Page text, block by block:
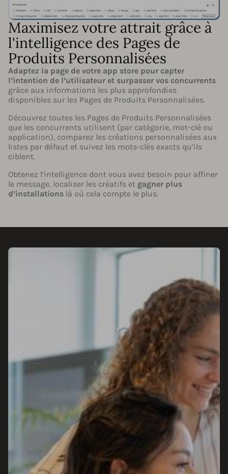
Maximisez votre attrait grâce à
l'intelligence des Pages de
Produits Personnalisées
Adaptez la page de votre app store pour capter
l’intention de l’utilisateur et surpasser vos concurrents
grâce aux informations les plus approfondies
disponibles sur les Pages de Produits Personnalisées.
Découvrez toutes les Pages de Produits Personnalisées
que les concurrents utilisent (par catégorie, mot-clé ou
application), comparez les créations personnalisées aux
listes par défaut et suivez les mots-clés exacts qu’ils
ciblent.
Obtenez l’intelligence dont vous avez besoin pour affiner
le message, localiser les créatifs et gagner plus
d’installations là où cela compte le plus.